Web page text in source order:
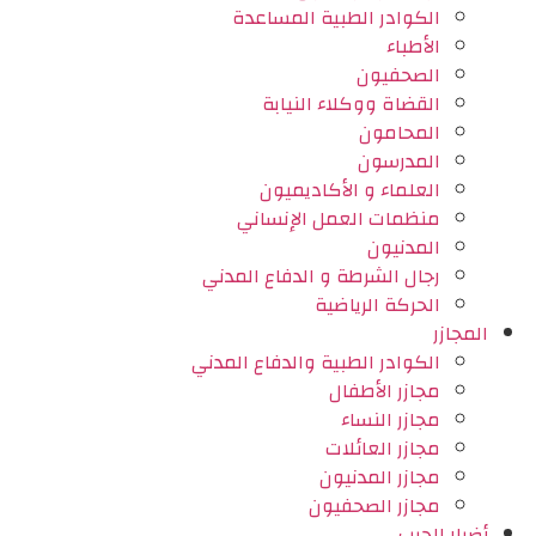
الكوادر الطبية المساعدة
الأطباء
الصحفيون
القضاة ووكلاء النيابة
المحامون
المدرسون
العلماء و الأكاديميون
منظمات العمل الإنساني
المدنيون
رجال الشرطة و الدفاع المدني
الحركة الرياضية
المجازر
الكوادر الطبية والدفاع المدني
مجازر الأطفال
مجازر النساء
مجازر العائلات
مجازر المدنيون
مجازر الصحفيون